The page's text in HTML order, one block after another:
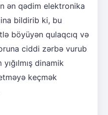
ən qədim elektronika
bildirib ki, bu
böyüyən qulaqcıq və
ciddi zərbə vurub
dinamik
keçmək